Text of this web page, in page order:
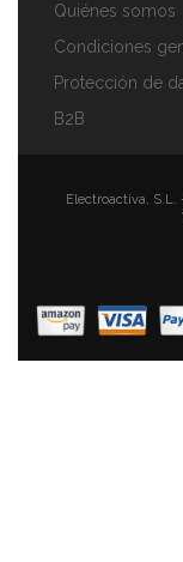
Rebanadas, 3
Quiénes somos
Condiciones
Protección de
B2B
Electroactiva, S.L.